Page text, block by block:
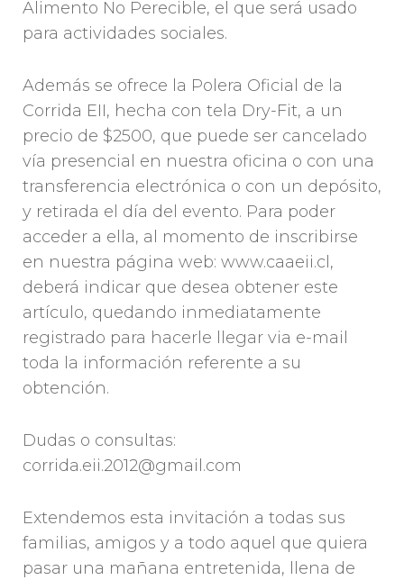
Alimento No Perecible, el que será usado
para actividades sociales.
Además se ofrece la Polera Oficial de la
Corrida EII, hecha con tela Dry-Fit, a un
precio de $2500, que puede ser cancelado
vía presencial en nuestra oficina o con una
transferencia electrónica o con un depósito,
y retirada el día del evento. Para poder
acceder a ella, al momento de inscribirse
en nuestra página web: www.caaeii.cl,
deberá indicar que desea obtener este
artículo, quedando inmediatamente
registrado para hacerle llegar via e-mail
toda la información referente a su
obtención.
Dudas o consultas:
corrida.eii.2012@gmail.com
Extendemos esta invitación a todas sus
familias, amigos y a todo aquel que quiera
pasar una mañana entretenida, llena de